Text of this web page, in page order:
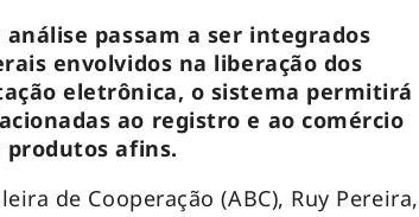
análise passam a ser integrados
envolvidos na liberação dos
eletrônica, o sistema permitirá
ao registro e ao comércio
produtos afins.
de Cooperação (ABC), Ruy Pereira,